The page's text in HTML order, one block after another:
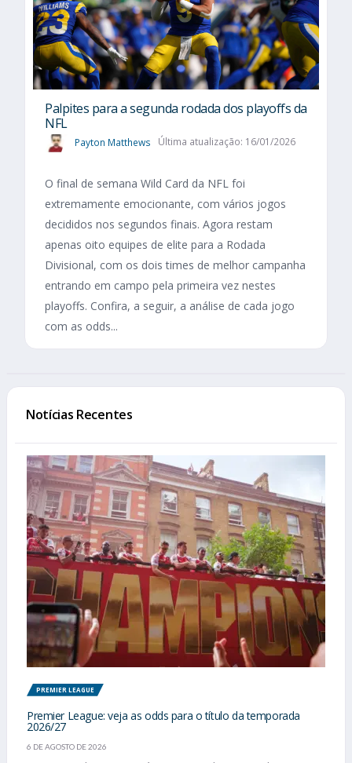
Palpites para a segunda rodada dos playoffs da
NFL
Payton Matthews Última atualização: 16/01/2026
O final de semana Wild Card da NFL foi
extremamente emocionante, com vários jogos
decididos nos segundos finais. Agora restam
apenas oito equipes de elite para a Rodada
Divisional, com os dois times de melhor campanha
entrando em campo pela primeira vez nestes
playoffs. Confira, a seguir, a análise de cada jogo
com as odds...
Notícias Recentes
PREMIER LEAGUE
Premier League: veja as odds para o título da temporada
2026/27
6 DE AGOSTO DE 2026